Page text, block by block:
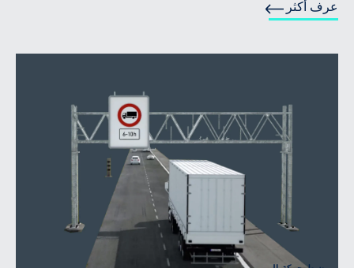
عرف أكثر